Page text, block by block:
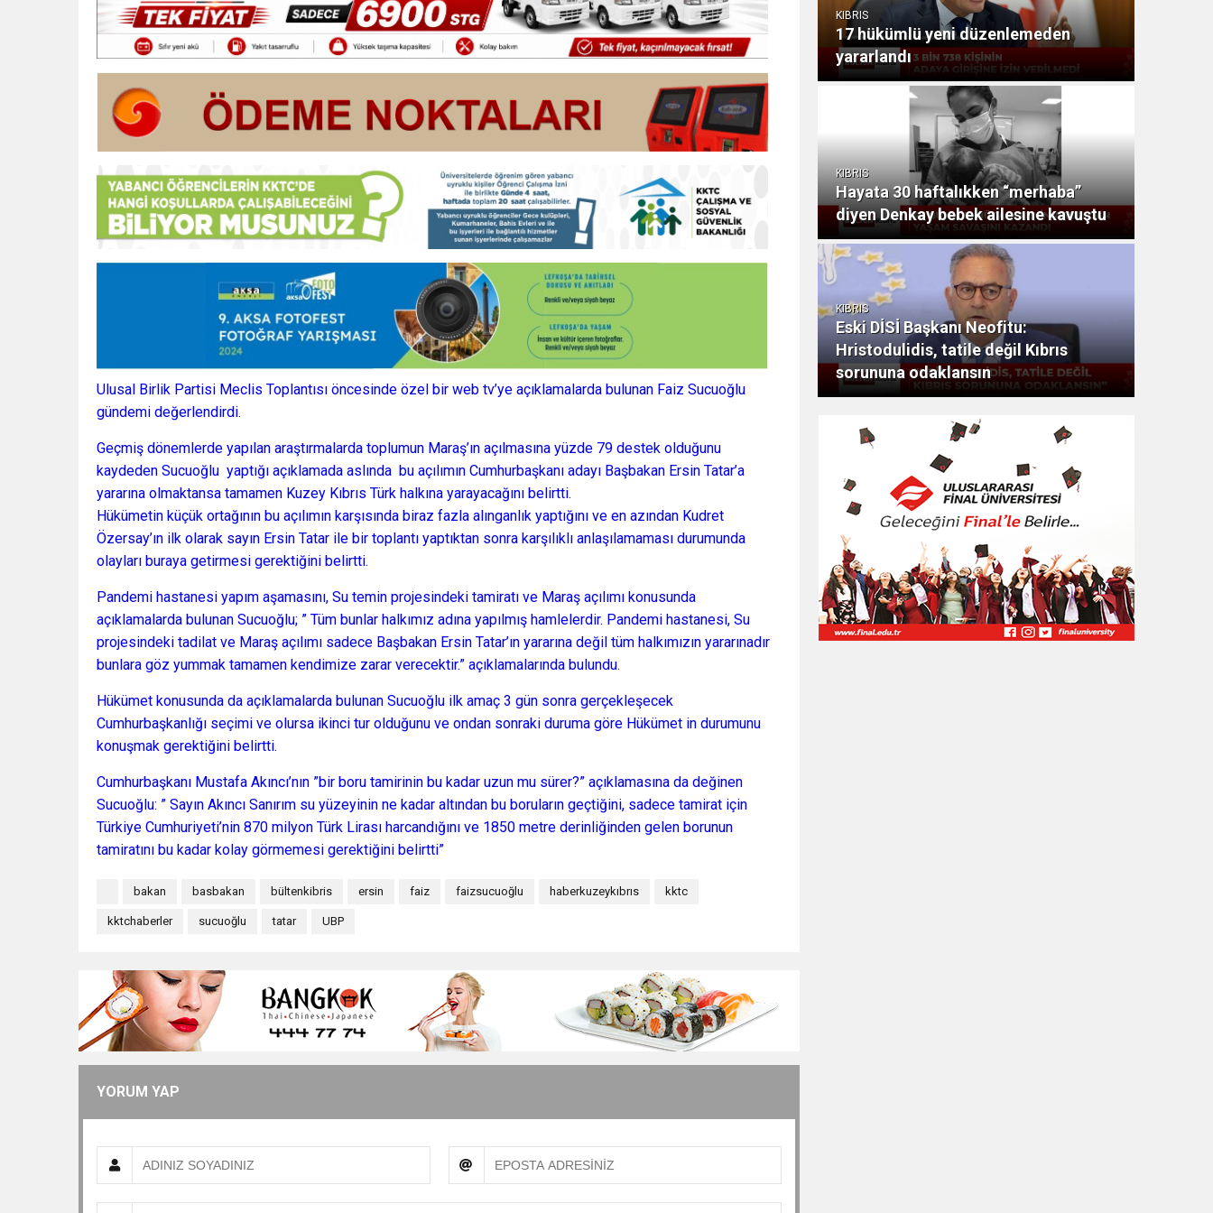
Ulusal Birlik Partisi Meclis Toplantısı öncesinde özel bir web tv’ye açıklamalarda bulunan Faiz Sucuoğlu
gündemi değerlendirdi.
Geçmiş dönemlerde yapılan araştırmalarda toplumun Maraş’ın açılmasına yüzde 79 destek olduğunu
kaydeden Sucuoğlu yaptığı açıklamada aslında bu açılımın Cumhurbaşkanı adayı Başbakan Ersin Tatar’a
yararına olmaktansa tamamen Kuzey Kıbrıs Türk halkına yarayacağını belirtti.
Hükümetin küçük ortağının bu açılımın karşısında biraz fazla alınganlık yaptığını ve en azından Kudret
Özersay’ın ilk olarak sayın Ersin Tatar ile bir toplantı yaptıktan sonra karşılıklı anlaşılamaması durumunda
olayları buraya getirmesi gerektiğini belirtti.
Pandemi hastanesi yapım aşamasını, Su temin projesindeki tamiratı ve Maraş açılımı konusunda
açıklamalarda bulunan Sucuoğlu; ” Tüm bunlar halkımız adına yapılmış hamlelerdir. Pandemi hastanesi, Su
projesindeki tadilat ve Maraş açılımı sadece Başbakan Ersin Tatar’ın yararına değil tüm halkımızın yararınadır
bunlara göz yummak tamamen kendimize zarar verecektir.” açıklamalarında bulundu.
Hükümet konusunda da açıklamalarda bulunan Sucuoğlu ilk amaç 3 gün sonra gerçekleşecek
Cumhurbaşkanlığı seçimi ve olursa ikinci tur olduğunu ve ondan sonraki duruma göre Hükümet in durumunu
konuşmak gerektiğini belirtti.
Cumhurbaşkanı Mustafa Akıncı’nın ”bir boru tamirinin bu kadar uzun mu sürer?” açıklamasına da değinen
Sucuoğlu: ” Sayın Akıncı Sanırım su yüzeyinin ne kadar altından bu boruların geçtiğini, sadece tamirat için
Türkiye Cumhuriyeti’nin 870 milyon Türk Lirası harcandığını ve 1850 metre derinliğinden gelen borunun
tamiratını bu kadar kolay görmemesi gerektiğini belirtti”
bakan basbakan bültenkibris ersin faiz faizsucuoğlu haberkuzeykıbrıs kktc
kktchaberler sucuoğlu tatar UBP
YORUM YAP
KIBRIS
17 hükümlü yeni düzenlemeden
yararlandı
KIBRIS
Hayata 30 haftalıkken “merhaba”
diyen Denkay bebek ailesine kavuştu
KIBRIS
Eski DİSİ Başkanı Neofitu:
Hristodulidis, tatile değil Kıbrıs
sorununa odaklansın